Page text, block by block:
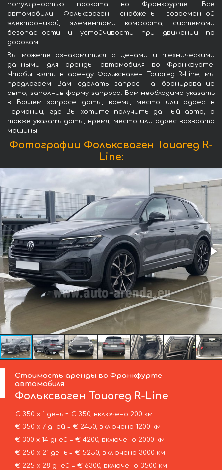
популярностью проката во Франкфурте. Все
автомобили Фольксваген снабжены современной
электроникой, элементами комфорта, системами
безопасности и устойчивости при движении по
дорогам.
Вы можете ознакомиться с ценами и техническими
данными для аренды автомобиля во Франкфурте.
Чтобы взять в аренду Фольксваген Touareg R-Line, мы
предлагаем Вам сделать запрос на бронирование
авто, заполнив форму запроса. Вам необходимо указать
в Вашем запросе даты, время, место или адрес в
Германии, где Вы хотите получить данный авто, а
также указать даты, время, место или адрес возврата
машины.
Фотографии Фольксваген Touareg R-
Line:
Стоимость аренды во Франкфурте
автомобиля
Фольксваген Touareg R-Line
€ 350 х 1 день = € 350, включено 200 км
€ 350 х 7 дней = € 2450, включено 1200 км
€ 300 х 14 дней = € 4200, включено 2000 км
€ 250 х 21 день = € 5250, включено 3000 км
€ 225 х 28 дней = € 6300, включено 3500 км